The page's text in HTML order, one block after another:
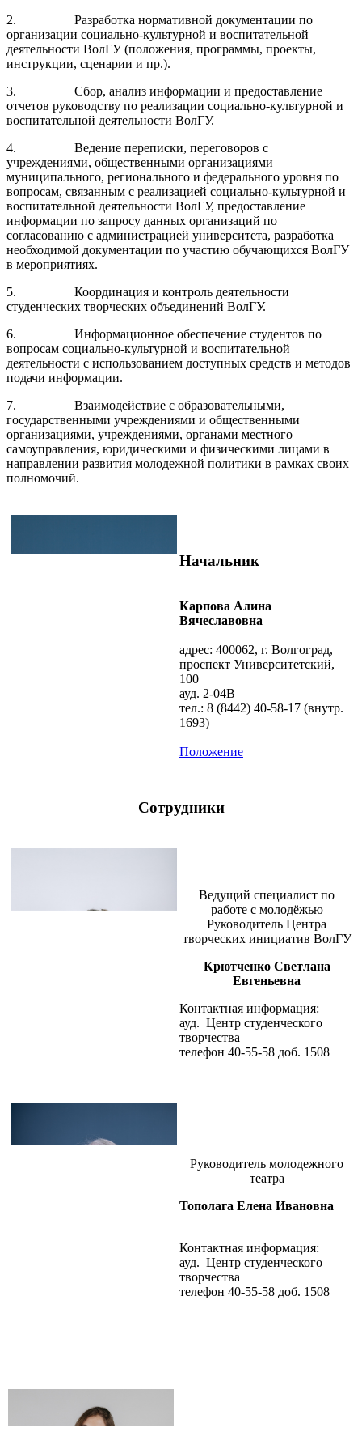
2. Разработка нормативной документации по
организации социально-культурной и воспитательной
деятельности ВолГУ (положения, программы, проекты,
инструкции, сценарии и пр.).
3. Сбор, анализ информации и предоставление
отчетов руководству по реализации социально-культурной и
воспитательной деятельности ВолГУ.
4. Ведение переписки, переговоров с
учреждениями, общественными организациями
муниципального, регионального и федерального уровня по
вопросам, связанным с реализацией социально-культурной и
воспитательной деятельности ВолГУ, предоставление
информации по запросу данных организаций по
согласованию с администрацией университета, разработка
необходимой документации по участию обучающихся ВолГУ
в мероприятиях.
5. Координация и контроль деятельности
студенческих творческих объединений ВолГУ.
6. Информационное обеспечение студентов по
вопросам социально-культурной и воспитательной
деятельности с использованием доступных средств и методов
подачи информации.
7. Взаимодействие с образовательными,
государственными учреждениями и общественными
организациями, учреждениями, органами местного
самоуправления, юридическими и физическими лицами в
направлении развития молодежной политики в рамках своих
полномочий.
Начальник
Карпова Алина
Вячеславовна
адрес: 400062, г. Волгоград,
проспект Университетский,
100
ауд. 2-04В
тел.: 8 (8442) 40-58-17 (внутр.
1693)
Положение
Сотрудники
Ведущий специалист по
работе с молодёжью
Руководитель Центра
творческих инициатив ВолГУ
Крютченко Светлана
Евгеньевна
Контактная информация:
ауд. Центр студенческого
творчества
телефон 40-55-58 доб. 1508
Руководитель молодежного
театра
Тополага Елена Ивановна
Контактная информация:
ауд. Центр студенческого
творчества
телефон 40-55-58 доб. 1508